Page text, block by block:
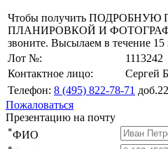
Чтобы получить
ПЛАНИРОВКОЙ И
звоните. Высылаем в течение 15
Лот №:
1113242
Контактное лицо:
Сергей
Телефон: 8 (495) 822-78-71
Пожаловаться
Презентацию на почту
*ФИО